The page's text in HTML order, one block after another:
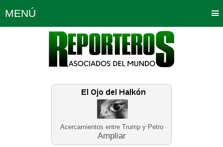
Acercamientos entre Trump y Petro
Ampliar
MENÚ
Política Opinión Bogotá
Planeta Tierra Deportes
Educación Neira